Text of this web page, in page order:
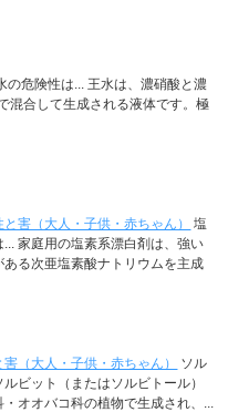
の危険性は... 王水は、濃硝酸と濃
混合して生成される液体です。極
害（大人・子供・赤ちゃん）
塩
家庭用の塩素系漂白剤は、強い
る次亜塩素酸ナトリウムを主成
（大人・子供・赤ちゃん）
ソル
ビット（またはソルビトール）
オオバコ科の植物で生成され、...